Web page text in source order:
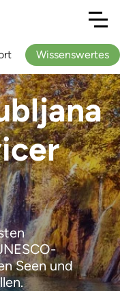
Seen und
Wissenswertes